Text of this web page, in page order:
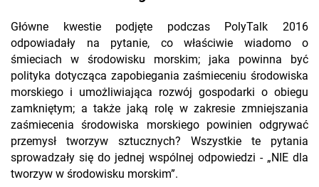
Główne kwestie podjęte podczas PolyTalk 2016
odpowiadały na pytanie, co właściwie wiadomo o
śmieciach w środowisku morskim; jaka powinna być
polityka dotycząca zapobiegania zaśmieceniu środowiska
morskiego i umożliwiająca rozwój gospodarki o obiegu
zamkniętym; a także jaką rolę w zakresie zmniejszania
zaśmiecenia środowiska morskiego powinien odgrywać
przemysł tworzyw sztucznych? Wszystkie te pytania
sprowadzały się do jednej wspólnej odpowiedzi - „NIE dla
tworzyw w środowisku morskim”.